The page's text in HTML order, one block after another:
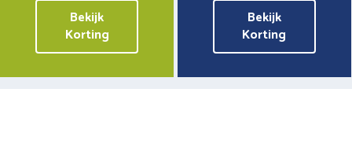
Bekijk
Korting
Bekijk
Korting